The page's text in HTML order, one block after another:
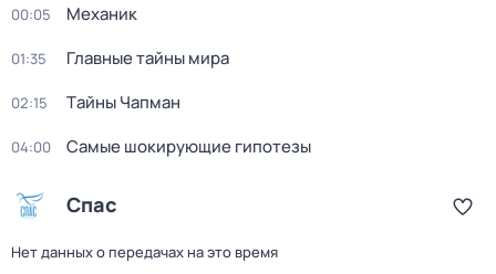
00:05 Механик
01:35 Главные тайны мира
02:15 Тaйны Чапман
04:00 Самые шoкиpующие гипотезы
Спас
Нет данных о передачах на это время